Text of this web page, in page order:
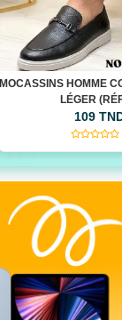
MOCASSINS HOMME
(RÉF K)
109